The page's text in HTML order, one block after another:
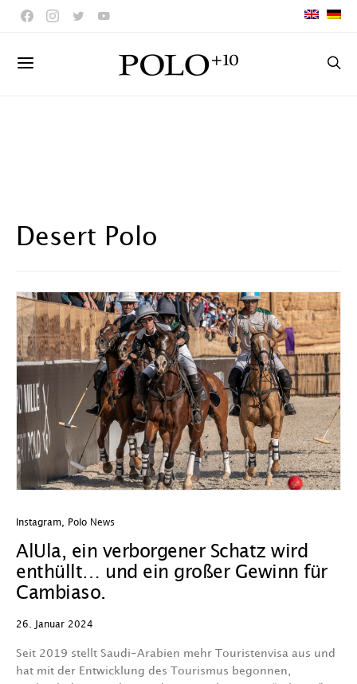
Desert Polo
Instagram Polo News
AlUla, ein verborgener Schatz wird
enthüllt… und ein großer Gewinn für
Cambiaso.
26. Januar 2024
Seit 2019 stellt Saudi-Arabien mehr Touristenvisa aus und
hat mit der Entwicklung des Tourismus begonnen,